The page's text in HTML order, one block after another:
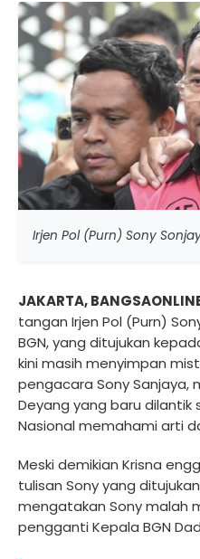
Irjen Pol (Purn) Sony
JAKARTA,
tangan Irjen Pol (Purn)
BGN, yang ditujukan
kini masih menyimpan
pengacara Sony Sanjaya,
Deyang yang baru dilantik
Nasional memahami arti
Meski demikian Krisna
tulisan Sony yang
mengatakan Sony malah
pengganti Kepala BGN